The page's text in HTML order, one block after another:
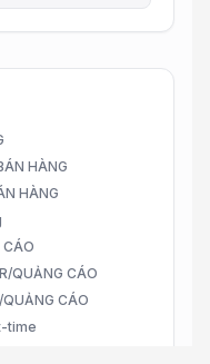
HÀNG
HÀNG
CÁO
QUẢNG CÁO
CÁO
time